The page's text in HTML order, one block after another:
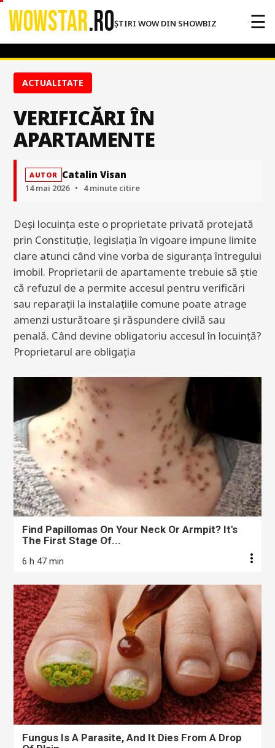
WOWSTAR.ROȘTIRI WOW DIN SHOWBIZ ☰
ACTUALITATE
VERIFICĂRI ÎN
APARTAMENTE
AUTOR Catalin Visan
14 mai 2026 • 4 minute citire
Deși locuința este o proprietate privată protejată
prin Constituție, legislația în vigoare impune limite
clare atunci când vine vorba de siguranța întregului
imobil. Proprietarii de apartamente trebuie să știe
că refuzul de a permite accesul pentru verificări
sau reparații la instalațiile comune poate atrage
amenzi usturătoare și răspundere civilă sau
penală. Când devine obligatoriu accesul în locuință?
Proprietarul are obligația
Find Papillomas On Your Neck Or Armpit? It's
The First Stage Of...
6 h 47 min
Fungus Is A Parasite, And It Dies From A Drop